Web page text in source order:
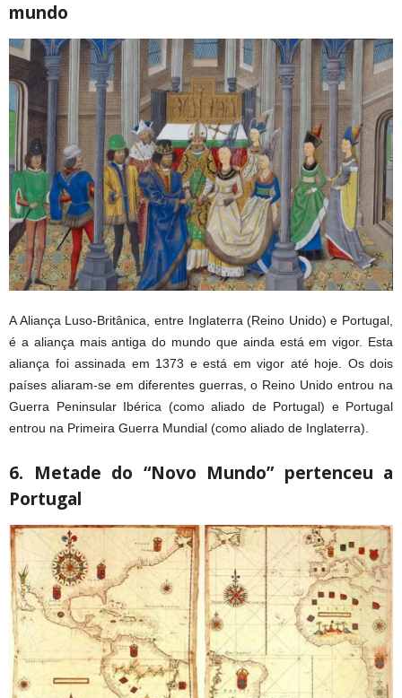
mundo
A Aliança Luso-Britânica, entre Inglaterra (Reino Unido) e Portugal,
é a aliança mais antiga do mundo que ainda está em vigor. Esta
aliança foi assinada em 1373 e está em vigor até hoje. Os dois
países aliaram-se em diferentes guerras, o Reino Unido entrou na
Guerra Peninsular Ibérica (como aliado de Portugal) e Portugal
entrou na Primeira Guerra Mundial (como aliado de Inglaterra).
6. Metade do “Novo Mundo” pertenceu a
Portugal